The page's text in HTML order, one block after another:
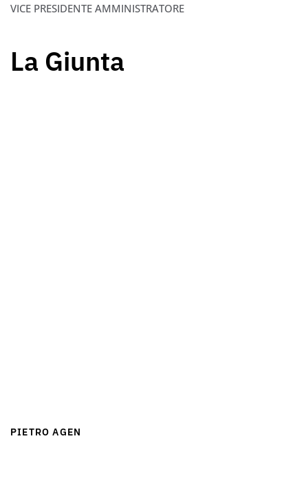
VICE PRESIDENTE AMMINISTRATORE
La Giunta
PIETRO AGEN